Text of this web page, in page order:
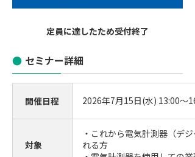
定員に達したため受付終了
セミナー詳細
開催日程 2026年7月15日(水) 13:00～
対象
・これから電気計測器（デ
れる方